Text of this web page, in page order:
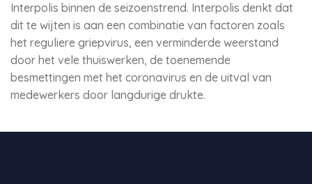
Interpolis binnen de seizoenstrend. Interpolis denkt dat
dit te wijten is aan een combinatie van factoren zoals
het reguliere griepvirus, een verminderde weerstand
door het vele thuiswerken, de toenemende
besmettingen met het coronavirus en de uitval van
medewerkers door langdurige drukte.